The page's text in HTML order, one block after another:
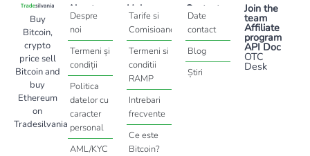
Buy
Bitcoin,
crypto
price sell
Bitcoin and
buy
Ethereum
on
Tradesilvania
About
Despre
noi
Termeni și
condiții
Politica
datelor cu
caracter
personal
AML/KYC
Help
Tarife si
Comisioane
Termeni si
conditii
RAMP
Intrebari
frecvente
Ce este
Bitcoin?
Contact
Date
contact
Blog
Știri
Join the
team
Affiliate
program
API Doc
OTC
Desk